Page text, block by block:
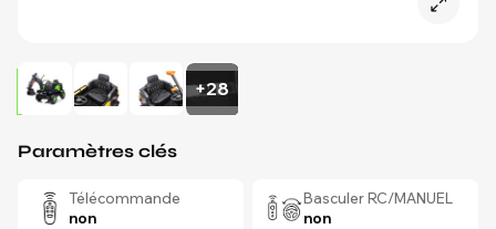
+28
Paramètres clés
Télécommande
non
Basculer RC/MANUEL
non